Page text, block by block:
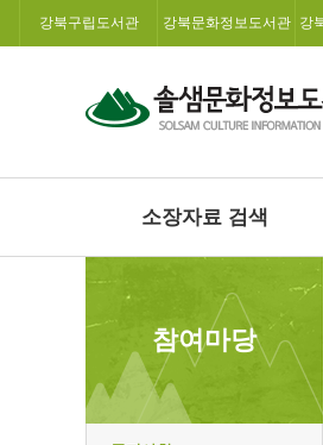
강북구립도서관 강북문화정보도서관 강
소장자료 검색
참여마당